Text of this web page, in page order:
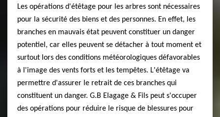
Les opérations d'étêtage pour les arbres sont nécessaires
pour la sécurité des biens et des personnes. En effet, les
branches en mauvais état peuvent constituer un danger
potentiel, car elles peuvent se détacher à tout moment et
surtout lors des conditions météorologiques défavorables
à l'image des vents forts et les tempêtes. L'étêtage va
permettre d'assurer le retrait de ces branches qui
constituent un danger. G.B Elagage & Fils peut s'occuper
des opérations pour réduire le risque de blessures pour